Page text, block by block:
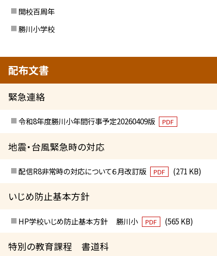
開校百周年
勝川小学校
配布文書
緊急連絡
令和8年度勝川小年間行事予定20260409版 PDF
地震・台風緊急時の対応
配信R8非常時の対応について６月改訂版 PDF (271 KB)
いじめ防止基本方針
HP学校いじめ防止基本方針 勝川小 PDF (565 KB)
特別の教育課程 書道科